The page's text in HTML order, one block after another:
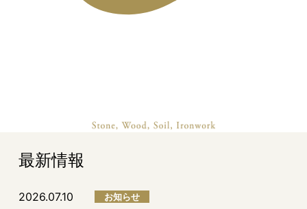
最新情報
2026.07.10 お知らせ